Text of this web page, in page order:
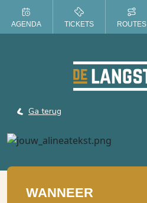
ZOMER IN DE LANGSTRAAT
Ga terug
WANNEER
AGENDA TICKETS ROUTES